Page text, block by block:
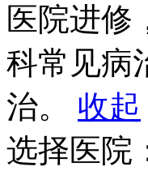
医院进修
科常见病
治。
收起
选择医院